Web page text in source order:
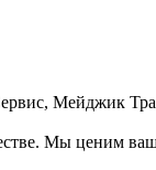
Мейджик
Мы ценим